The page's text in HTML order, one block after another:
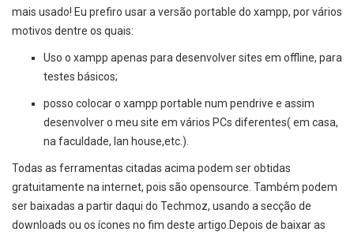
mais usado! Eu prefiro usar a versão portable do xampp, por vários
motivos dentre os quais:
Uso o xampp apenas para desenvolver sites em offline, para
testes básicos;
posso colocar o xampp portable num pendrive e assim
desenvolver o meu site em vários PCs diferentes( em casa,
na faculdade, lan house,etc.).
Todas as ferramentas citadas acima podem ser obtidas
gratuitamente na internet, pois são opensource. Também podem
ser baixadas a partir daqui do Techmoz, usando a secção de
downloads ou os ícones no fim deste artigo.Depois de baixar as